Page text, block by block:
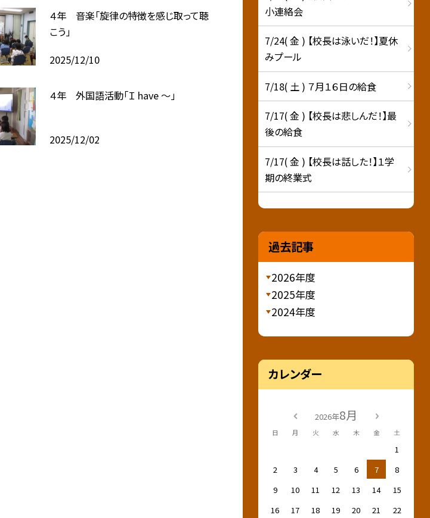
４年 音楽「旋律の特徴を感じ取って聴
こう」
2025/12/10
４年 外国語活動「Ｉ have ～」
2025/12/02
小連絡会
7/24( 金 ) 【校長は泳いだ！】夏休
みプール
7/18( 土 ) ７月１６日の給食
7/17( 金 ) 【校長は悲しんだ！】最
後の給食
7/17( 金 ) 【校長は話した！】１学
期の終業式
過去記事
2026年度
2025年度
2024年度
カレンダー
2026年8月
日 月 火 水 木 金 土
1
2
3 4 5 6 7
8
9
10 11 12 13 14
15
16
17 18 19 20 21
22